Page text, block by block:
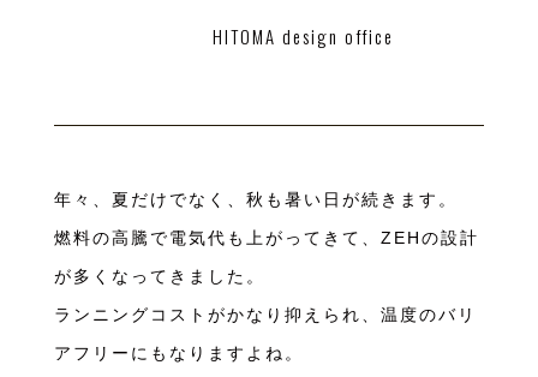
HITOMA design office
年々、夏だけでなく、秋も暑い日が続きます。
燃料の高騰で電気代も上がってきて、ZEHの設計
が多くなってきました。
ランニングコストがかなり抑えられ、温度のバリ
アフリーにもなりますよね。